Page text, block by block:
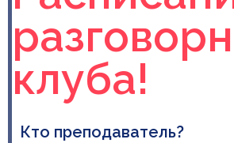
клуба!
Кто преподаватель?